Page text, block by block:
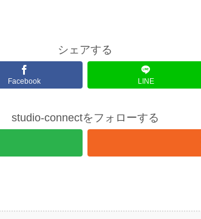
シェアする
Facebook LINE
studio-connectをフォローする